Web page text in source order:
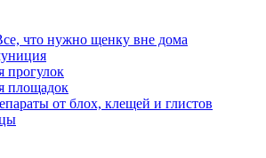
что нужно щенку вне дома
прогулок
площадок
от блох, клещей и глистов